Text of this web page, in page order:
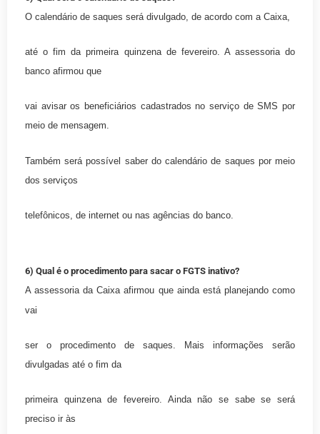
O calendário de saques será divulgado, de acordo com a Caixa,
até o fim da primeira quinzena de fevereiro. A assessoria do
banco afirmou que
vai avisar os beneficiários cadastrados no serviço de SMS por
meio de mensagem.
Também será possível saber do calendário de saques por meio
dos serviços
telefônicos, de internet ou nas agências do banco.
6) Qual é o procedimento para sacar o FGTS inativo?
A assessoria da Caixa afirmou que ainda está planejando como
vai
ser o procedimento de saques. Mais informações serão
divulgadas até o fim da
primeira quinzena de fevereiro. Ainda não se sabe se será
preciso ir às